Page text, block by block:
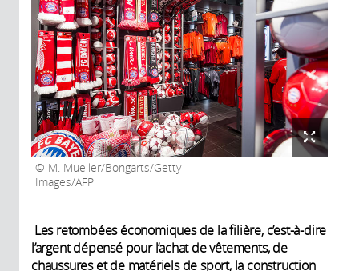
M. Mueller/Bongarts/Getty
Images/AFP
Les retombées économiques de la filière, c’est-à-dire
l’argent dépensé pour l’achat de vêtements, de
chaussures et de matériels de sport, la construction